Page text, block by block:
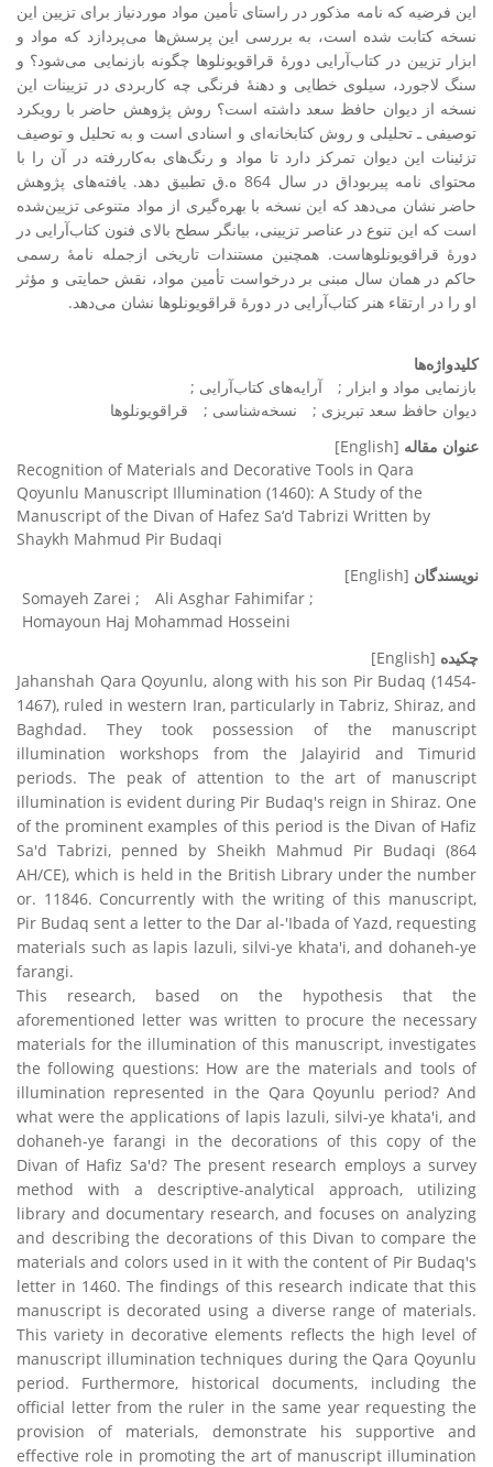
این فرضیه که نامه مذکور در راستای تأمین مواد موردنیاز برای تزیین این
نسخه کتابت شده است، به بررسی این پرسش‌ها می‌پردازد که مواد و
ابزار تزیین در کتاب‌آرایی دورۀ قراقویونلوها چگونه بازنمایی می‌شود؟ و
سنگ لاجورد، سیلوی خطایی و دهنۀ فرنگی چه کاربردی در تزیینات این
نسخه از دیوان حافظ سعد داشته است؟ روش پژوهش حاضر با رویکرد
توصیفی ـ تحلیلی و روش کتابخانه‌ای و اسنادی است و به تحلیل و توصیف
تزئینات این دیوان تمرکز دارد تا مواد و رنگ‌های به‌کاررفته در آن را با
محتوای نامه پیربوداق در سال 864 ه.ق تطبیق دهد. یافته‌های پژوهش
حاضر نشان می‌دهد که این نسخه با بهره‌گیری از مواد متنوعی تزیین‌شده
است که این تنوع در عناصر تزیینی، بیانگر سطح بالای فنون کتاب‌آرایی در
دورۀ قراقویونلوهاست. همچنین مستندات تاریخی ازجمله‌ نامۀ رسمی
حاکم در همان سال مبنی بر درخواست تأمین مواد، نقش حمایتی و مؤثر
او را در ارتقاء هنر کتاب‌آرایی در دورۀ قراقویونلوها نشان می‌دهد.
کلیدواژه‌ها
بازنمایی مواد و ابزار
آرایه‌های کتاب‌آرایی
دیوان حافظ سعد تبریزی
نسخه‌شناسی
قراقویونلوها
عنوان مقاله [English]
Recognition of Materials and Decorative Tools in Qara
Qoyunlu Manuscript Illumination (1460): A Study of the
Manuscript of the Divan of Hafez Sa‘d Tabrizi Written by
Shaykh Mahmud Pir Budaqi
نویسندگان [English]
Somayeh Zarei
Ali Asghar Fahimifar
Homayoun Haj Mohammad Hosseini
چکیده [English]
Jahanshah Qara Qoyunlu, along with his son Pir Budaq (1454-
1467), ruled in western Iran, particularly in Tabriz, Shiraz, and
Baghdad. They took possession of the manuscript
illumination workshops from the Jalayirid and Timurid
periods. The peak of attention to the art of manuscript
illumination is evident during Pir Budaq's reign in Shiraz. One
of the prominent examples of this period is the Divan of Hafiz
Sa'd Tabrizi, penned by Sheikh Mahmud Pir Budaqi (864
AH/CE), which is held in the British Library under the number
or. 11846. Concurrently with the writing of this manuscript,
Pir Budaq sent a letter to the Dar al-'Ibada of Yazd, requesting
materials such as lapis lazuli, silvi-ye khata'i, and dohaneh-ye
farangi.
This research, based on the hypothesis that the
aforementioned letter was written to procure the necessary
materials for the illumination of this manuscript, investigates
the following questions: How are the materials and tools of
illumination represented in the Qara Qoyunlu period? And
what were the applications of lapis lazuli, silvi-ye khata'i, and
dohaneh-ye farangi in the decorations of this copy of the
Divan of Hafiz Sa'd? The present research employs a survey
method with a descriptive-analytical approach, utilizing
library and documentary research, and focuses on analyzing
and describing the decorations of this Divan to compare the
materials and colors used in it with the content of Pir Budaq's
letter in 1460. The findings of this research indicate that this
manuscript is decorated using a diverse range of materials.
This variety in decorative elements reflects the high level of
manuscript illumination techniques during the Qara Qoyunlu
period. Furthermore, historical documents, including the
official letter from the ruler in the same year requesting the
provision of materials, demonstrate his supportive and
effective role in promoting the art of manuscript illumination